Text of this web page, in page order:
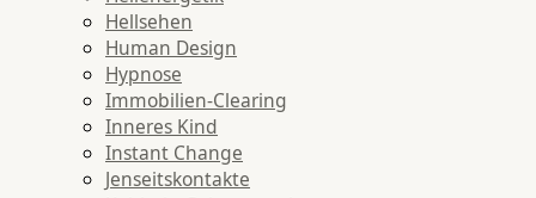
Hellsehen
Human Design
Hypnose
Immobilien-Clearing
Inneres Kind
Instant Change
Jenseitskontakte